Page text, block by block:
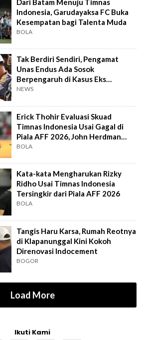
Dari Batam Menuju Timnas
Indonesia, Garudayaksa FC Buka
Kesempatan bagi Talenta Muda
BOLA
Tak Berdiri Sendiri, Pengamat
Unas Endus Ada Sosok
Berpengaruh di Kasus Eks
Jampidsus
NEWS
Erick Thohir Evaluasi Skuad
Timnas Indonesia Usai Gagal di
Piala AFF 2026, John Herdman
Out?
BOLA
Kata-kata Mengharukan Rizky
Ridho Usai Timnas Indonesia
Tersingkir dari Piala AFF 2026
BOLA
Tangis Haru Karsa, Rumah Reotnya
di Klapanunggal Kini Kokoh
Direnovasi Indocement
BOGOR
Load More
Ikuti Kami